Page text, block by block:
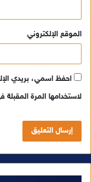
الموقع الإلكتروني
احفظ اسمي، بريدي
لاستخدامها المرة